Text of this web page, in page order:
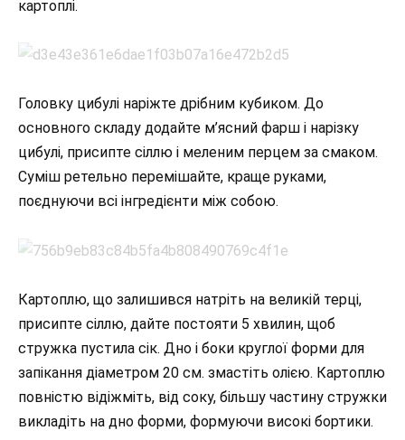
картоплі.
Головку цибулі наріжте дрібним кубиком. До
основного складу додайте м’ясний фарш і нарізку
цибулі, присипте сіллю і меленим перцем за смаком.
Суміш ретельно перемішайте, краще руками,
поєднуючи всі інгредієнти між собою.
Картоплю, що залишився натріть на великій терці,
присипте сіллю, дайте постояти 5 хвилин, щоб
стружка пустила сік. Дно і боки круглої форми для
запікання діаметром 20 см. змастіть олією. Картоплю
повністю відіжміть, від соку, більшу частину стружки
викладіть на дно форми, формуючи високі бортики.